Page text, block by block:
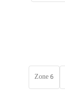
Zone 6